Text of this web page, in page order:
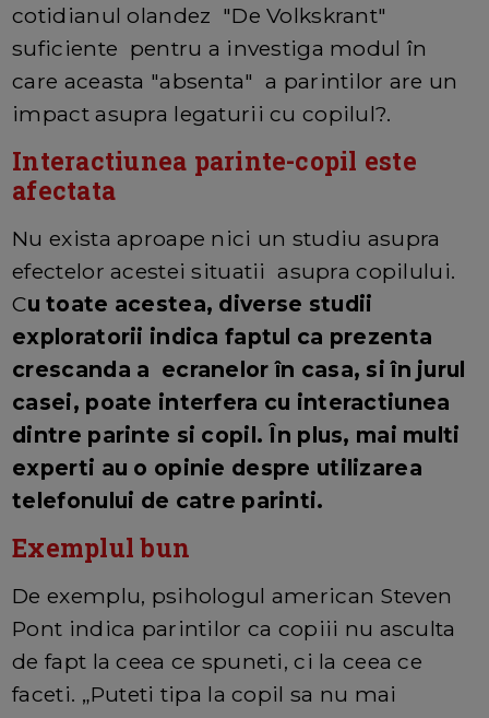
cotidianul olandez "De Volkskrant"
suficiente pentru a investiga modul în
care aceasta "absenta" a parintilor are un
impact asupra legaturii cu copilul?.
Interactiunea parinte-copil este
afectata
Nu exista aproape nici un studiu asupra
efectelor acestei situatii asupra copilului.
Cu toate acestea, diverse studii
exploratorii indica faptul ca prezenta
crescanda a ecranelor în casa, si în jurul
casei, poate interfera cu interactiunea
dintre parinte si copil. În plus, mai multi
experti au o opinie despre utilizarea
telefonului de catre parinti.
Exemplul bun
De exemplu, psihologul american Steven
Pont indica parintilor ca copiii nu asculta
de fapt la ceea ce spuneti, ci la ceea ce
faceti. „Puteti tipa la copil sa nu mai